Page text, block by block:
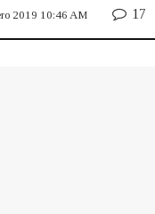
2019 10:46 AM 17